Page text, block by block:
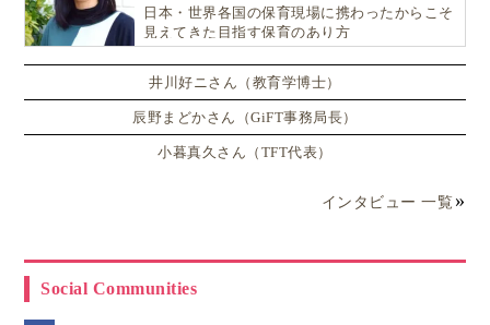
日本・世界各国の保育現場に携わったからこそ
見えてきた目指す保育のあり方
井川好ニさん（教育学博士）
辰野まどかさん（GiFT事務局長）
小暮真久さん（TFT代表）
インタビュー 一覧
Social Communities